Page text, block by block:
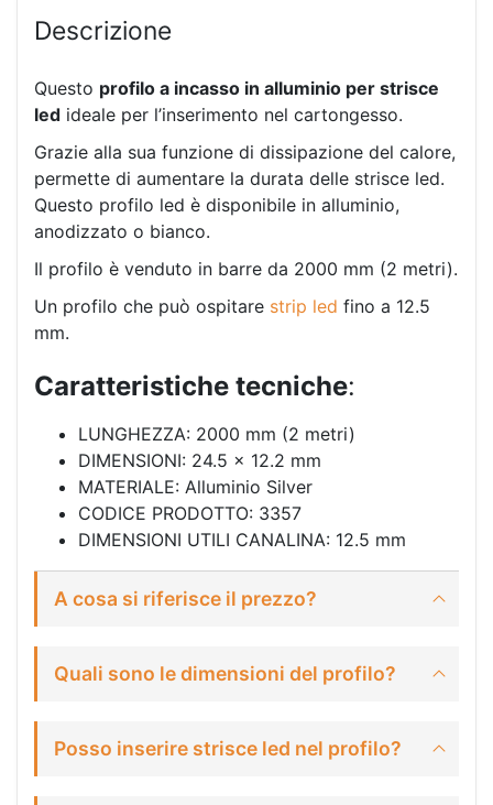
Descrizione
Questo profilo a incasso in alluminio per strisce
led ideale per l’inserimento nel cartongesso.
Grazie alla sua funzione di dissipazione del calore,
permette di aumentare la durata delle strisce led.
Questo profilo led è disponibile in alluminio,
anodizzato o bianco.
Il profilo è venduto in barre da 2000 mm (2 metri).
Un profilo che può ospitare strip led fino a 12.5
mm.
Caratteristiche tecniche:
LUNGHEZZA: 2000 mm (2 metri)
DIMENSIONI: 24.5 x 12.2 mm
MATERIALE: Alluminio Silver
CODICE PRODOTTO: 3357
DIMENSIONI UTILI CANALINA: 12.5 mm
A cosa si riferisce il prezzo?
Quali sono le dimensioni del profilo?
Posso inserire strisce led nel profilo?